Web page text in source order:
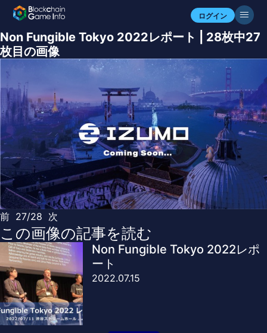
ログイン
Non Fungible Tokyo 2022レポート | 28枚中27
枚目の画像
前 27/28 次
この画像の記事を読む
Non Fungible Tokyo 2022レポ
ート
2022.07.15